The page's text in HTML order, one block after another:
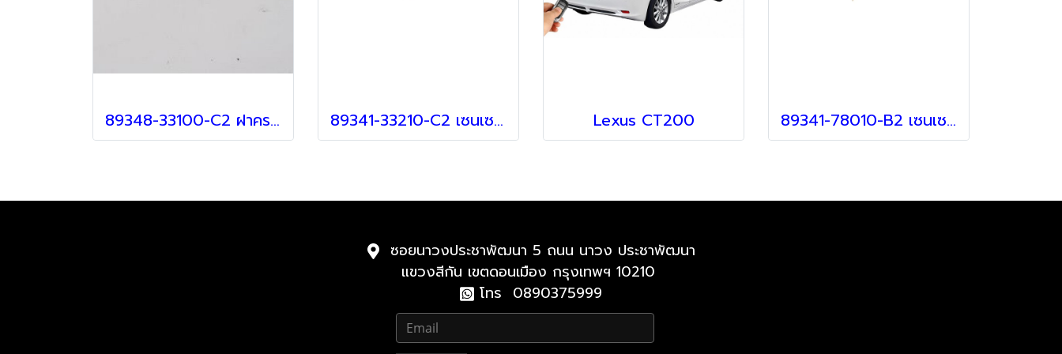
89348-33100-C2 ฝาครอบเซ็นเซอร์ สำหรับ Lexus 89341-33210-C2 เซนเซอร์ สำหรับ Lexus Lexus CT200 89341-78010-B2 เซนเซอร์กันชน สำหรับรถ Lexus
ซอยนาวงประชาพัฒนา 5 ถนน นาวง ประชาพัฒนา
แขวงสีกัน เขตดอนเมือง กรุงเทพฯ 10210
โทร 0890375999